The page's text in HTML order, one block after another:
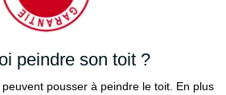
peindre son toit ?
pousser à peindre le toit. En plus